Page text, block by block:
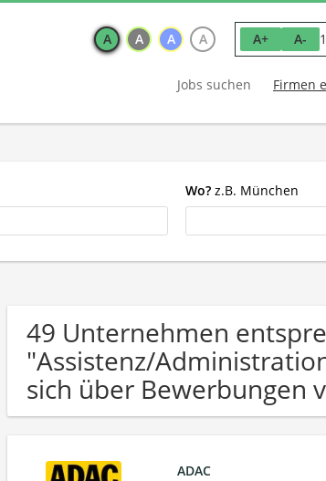
A A A A A+ A-
Jobs suchen Firmen
Wo? z.B. München
49 Unternehmen
"Assistenz/
sich über Bewerbungen
ADAC